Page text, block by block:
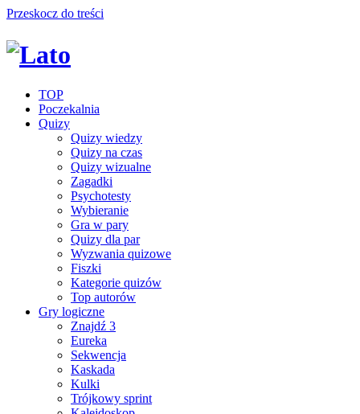
Przeskocz do treści
TOP
Poczekalnia
Quizy
Quizy wiedzy
Quizy na czas
Quizy wizualne
Zagadki
Psychotesty
Wybieranie
Gra w pary
Quizy dla par
Wyzwania quizowe
Fiszki
Kategorie quizów
Top autorów
Gry logiczne
Znajdź 3
Eureka
Sekwencja
Kaskada
Kulki
Trójkowy sprint